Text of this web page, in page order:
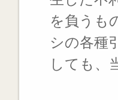
を負うも
シの各種
しても、